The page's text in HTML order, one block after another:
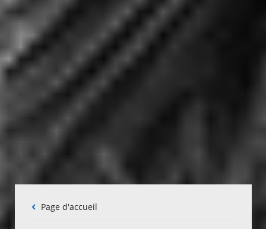
Fil
Page d'accueil